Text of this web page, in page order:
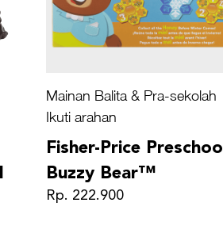
Mainan Balita & Pra-sekolah
Ikuti arahan
Fisher-Price Preschool
Buzzy Bear™
Rp. 222.900